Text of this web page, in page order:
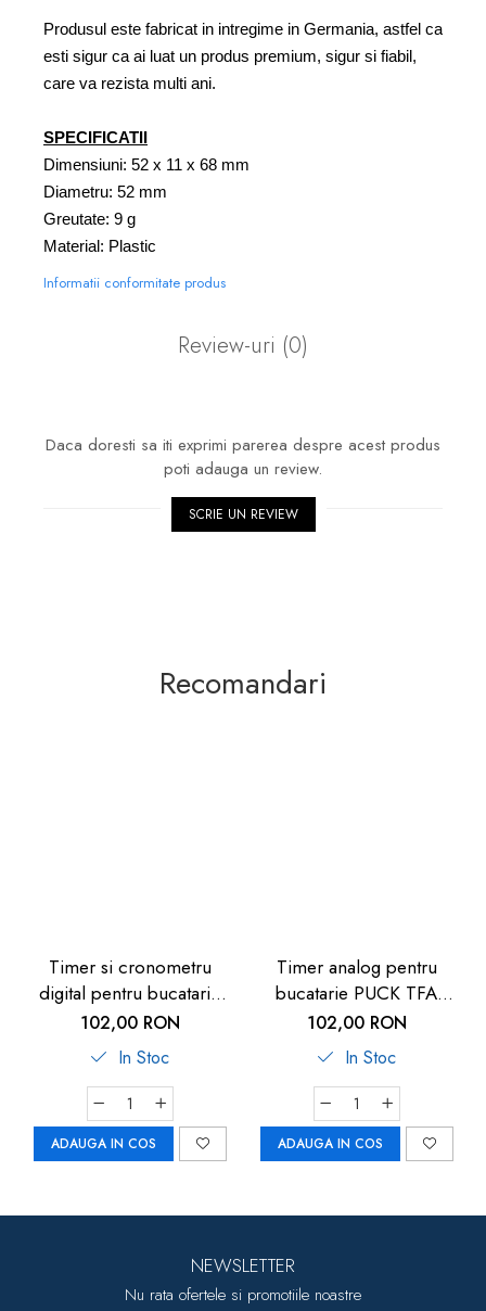
Produsul este fabricat in intregime in Germania, astfel ca
esti sigur ca ai luat un produs premium, sigur si fiabil,
care va rezista multi ani.
SPECIFICATII
Dimensiuni: 52 x 11 x 68 mm
Diametru: 52 mm
Greutate: 9 g
Material: Plastic
Informatii conformitate produs
Review-uri (0)
Daca doresti sa iti exprimi parerea despre acest produs
poti adauga un review.
SCRIE UN REVIEW
Recomandari
Timer si cronometru
digital pentru bucatarie
TFA 38.2022.01, suport
magnetic
102,00 RON
In Stoc
ADAUGA IN COS
Timer analog pentru
bucatarie PUCK TFA
38.1028.02
102,00 RON
In Stoc
ADAUGA IN COS
NEWSLETTER
Nu rata ofertele si promotiile noastre